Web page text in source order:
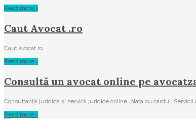
Read more ›
Caut Avocat .ro
Caut avocat ro
Read more ›
Consultă un avocat online pe
Consultanță juridică și servicii juridice online, plata cu cardul.
Read more ›